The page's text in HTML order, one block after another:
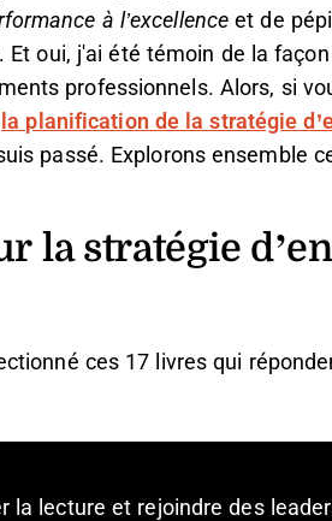
à l’excellence et de
Et oui, j'ai été témoin de la
professionnels. Alors, si
la planification de la stratégie
passé. Explorons ensemble
la stratégie
ces 17 livres qui
la lecture et rejoindre des